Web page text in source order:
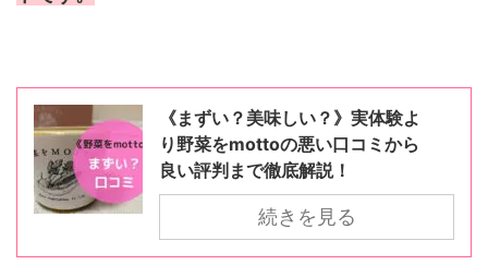
《まずい？美味しい？》実体験よ
り野菜をmottoの悪い口コミから
良い評判まで徹底解説！
続きを見る